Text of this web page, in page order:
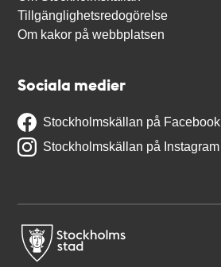
Tillgänglighetsredogörelse
Om kakor på webbplatsen
Sociala medier
Stockholmskällan på Facebook
Stockholmskällan på Instagram